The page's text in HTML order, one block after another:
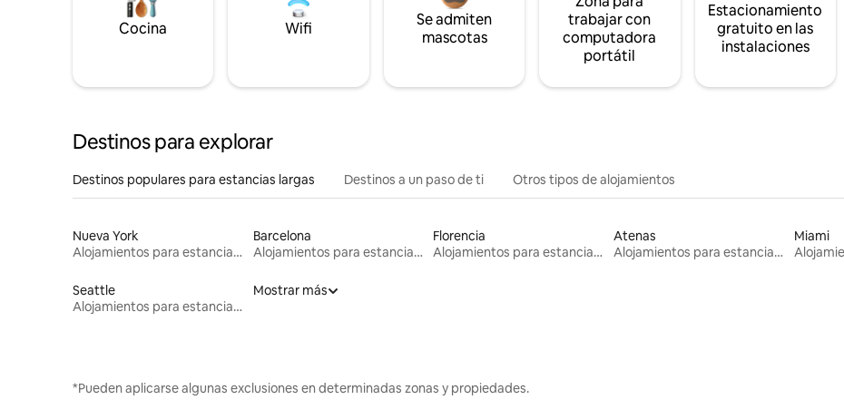
Cocina Wifi
Se admiten
mascotas
trabajar con
computadora
portátil
Estacionamiento
gratuito en las
instalaciones
Destinos para explorar
Destinos populares para estancias largas Destinos a un paso de ti Otros tipos de alojamientos
Nueva York
Alojamientos para estancias largas
Barcelona
Alojamientos para estancias largas
Florencia
Alojamientos para estancias largas
Atenas
Alojamientos para estancias largas
Miami
Seattle
Alojamientos para estancias largas
Mostrar más
*Pueden aplicarse algunas exclusiones en determinadas zonas y propiedades.